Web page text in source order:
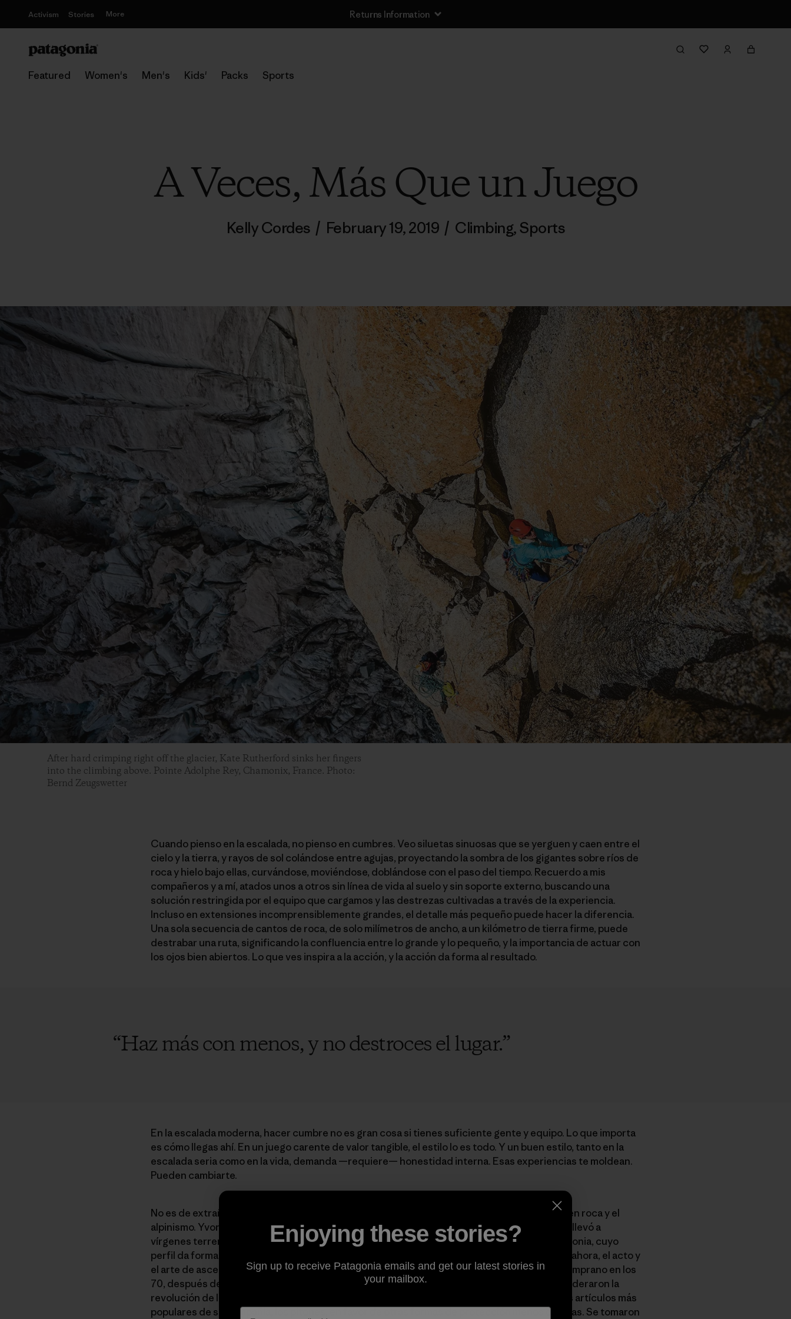
Activism Stories More Returns Information
Featured Women's Men's Kids' Packs Sports
A Veces, Más Que un Juego
Kelly Cordes / February 19, 2019 / Climbing,Sports
After hard crimping right off the glacier, Kate Rutherford sinks her fingers
into the climbing above. Pointe Adolphe Rey, Chamonix, France. Photo:
Bernd Zeugswetter
Cuando pienso en la escalada, no pienso en cumbres. Veo siluetas sinuosas que se yerguen y caen entre el
cielo y la tierra, y rayos de sol colándose entre agujas, proyectando la sombra de los gigantes sobre ríos de
roca y hielo bajo ellas, curvándose, moviéndose, doblándose con el paso del tiempo. Recuerdo a mis
compañeros y a mí, atados unos a otros sin línea de vida al suelo y sin soporte externo, buscando una
solución restringida por el equipo que cargamos y las destrezas cultivadas a través de la experiencia.
Incluso en extensiones incomprensiblemente grandes, el detalle más pequeño puede hacer la diferencia.
Una sola secuencia de cantos de roca, de solo milímetros de ancho, a un kilómetro de tierra firme, puede
destrabar una ruta, significando la confluencia entre lo grande y lo pequeño, y la importancia de actuar con
los ojos bien abiertos. Lo que ves inspira a la acción, y la acción da forma al resultado.
“Haz más con menos, y no destroces el lugar.”
En la escalada moderna, hacer cumbre no es gran cosa si tienes suficiente gente y equipo. Lo que importa
es cómo llegas ahí. En un juego carente de valor tangible, el estilo lo es todo. Y un buen estilo, tanto en la
escalada seria como en la vida, demanda —requiere— honestidad interna. Esas experiencias te moldean.
Pueden cambiarte.
No es de extrañar que los orígenes de Patagonia estén íntimamente atados con la escalada en roca y el
alpinismo. Yvon perfeccionó sus habilidades en la era de los pioneros de Yosemite, luego las llevó a
vírgenes terrenos alpinos, incluyendo, más afamadamente, el Macizo del Chaltén en la Patagonia, cuyo
perfil da forma al logo de nuestra compañía. Para Yvon, como para muchos otros entonces y ahora, el acto y
el arte de ascender eran mucho más importantes que las cumbres “por cualquier medio”. Temprano en los
70, después de que Yvon y su socio reconocieran el daño causado a la roca por sus clavos, lideraron la
revolución de la escalada limpia. Le pidieron a la gente que se abstuvieran de usar uno de los artículos más
populares de su compañía, los pitones, en favor de otras formas de protección menos dañinas. Se tomaron
Enjoying these stories?
Sign up to receive Patagonia emails and get our latest stories in
your mailbox.